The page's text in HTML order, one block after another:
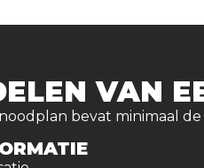
VAN
bevat minimaal